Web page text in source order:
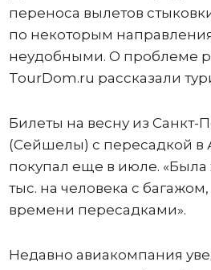
переноса вылетов
по некоторым
неудобными. О проблеме
TourDom.ru рассказали
Билеты на весну из Санкт-
(Сейшелы) с пересадкой в
покупал еще в июле.
тыс. на человека с
времени пересадками».
Недавно авиакомпания